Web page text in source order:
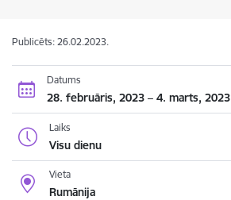
Publicēts: 26.02.2023.
Datums
28. februāris, 2023 – 4. marts, 2023
Laiks
Visu dienu
Vieta
Rumānija